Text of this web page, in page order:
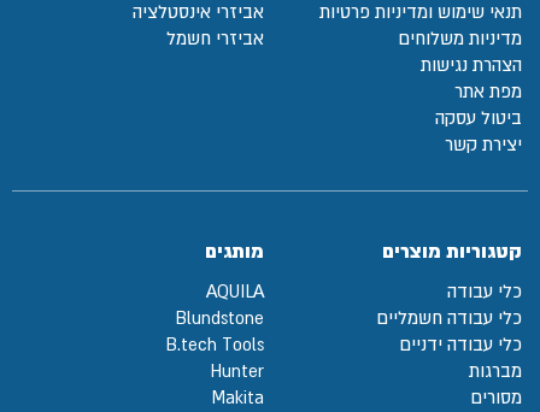
תנאי שימוש ומדיניות פרטיות
מדיניות משלוחים
הצהרת נגישות
מפת אתר
ביטול עסקה
יצירת קשר
אביזרי אינסטלציה
אביזרי חשמל
קטגוריות מוצרים
כלי עבודה
כלי עבודה חשמליים
כלי עבודה ידניים
מברגות
מסורים
מותגים
AQUILA
Blundstone
B.tech Tools
Hunter
Makita